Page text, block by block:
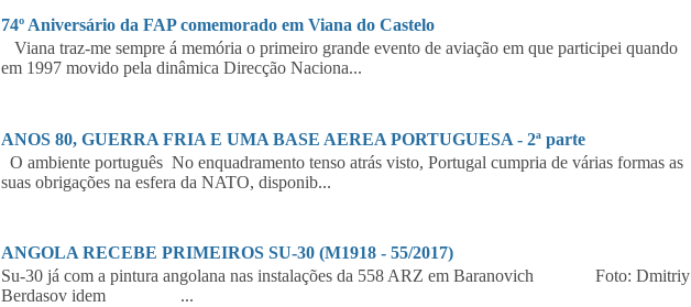
74º Aniversário da FAP comemorado em Viana do Castelo
Viana traz-me sempre á memória o primeiro grande evento de aviação em que participei quando
em 1997 movido pela dinâmica Direcção Naciona...
ANOS 80, GUERRA FRIA E UMA BASE AEREA PORTUGUESA - 2ª parte
O ambiente português No enquadramento tenso atrás visto, Portugal cumpria de várias formas as
suas obrigações na esfera da NATO, disponib...
ANGOLA RECEBE PRIMEIROS SU-30 (M1918 - 55/2017)
Su-30 já com a pintura angolana nas instalações da 558 ARZ em Baranovich Foto: Dmitriy
Berdasov idem ...